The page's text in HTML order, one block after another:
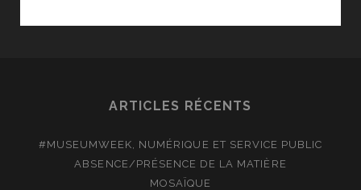
ARTICLES RÉCENTS
#MUSEUMWEEK, NUMÉRIQUE ET SERVICE PUBLIC
ABSENCE/PRÉSENCE DE LA MATIÈRE
MOSAÏQUE